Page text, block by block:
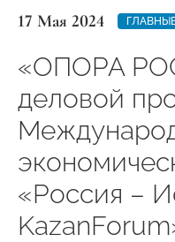
17 Мая 2024
«ОПОРА
деловой
«Россия –